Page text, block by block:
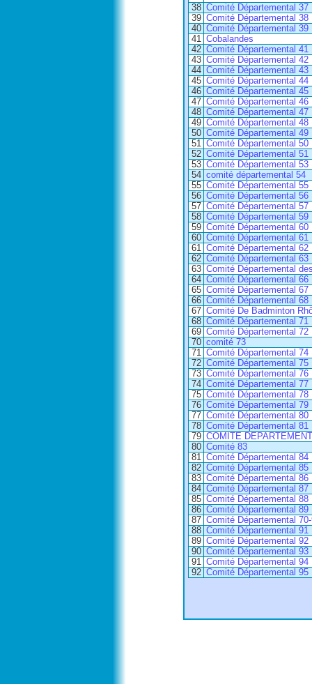
38 Comité Départemental 37
39 Comité Départemental 38
40 Comité Départemental 39
41 Cobalandes
42 Comité Départemental 41
43 Comité Départemental 42
44 Comité Départemental 43
45 Comité Départemental 44
46 Comité Départemental 45
47 Comité Départemental 46
48 Comité Départemental 47
49 Comité Départemental 48
50 Comité Départemental 49
51 Comité Départemental 50
52 Comité Départemental 51
53 Comité Départemental 53
54 comité départemental 54
55 Comité Départemental 55
56 Comité Départemental 56
57 Comité Départemental 57
58 Comité Départemental 59
59 Comité Départemental 60
60 Comité Départemental 61
61 Comité Départemental 62
62 Comité Départemental 63
63 Comité Départemental
64 Comité Départemental 66
65 Comité Départemental 67
66 Comité Départemental 68
67 Comité De Badminton
68 Comité Départemental 71
69 Comité Départemental 72
70 comité 73
71 Comité Départemental 74
72 Comité Départemental 75
73 Comité Départemental 76
74 Comité Départemental 77
75 Comité Départemental 78
76 Comité Départemental 79
77 Comité Départemental 80
78 Comité Départemental 81
79 COMITE
80 Comité 83
81 Comité Départemental 84
82 Comité Départemental 85
83 Comité Départemental 86
84 Comité Départemental 87
85 Comité Départemental 88
86 Comité Départemental 89
87 Comité Départemental
88 Comité Départemental 91
89 Comité Départemental 92
90 Comité Départemental 93
91 Comité Départemental 94
92 Comité Départemental 95